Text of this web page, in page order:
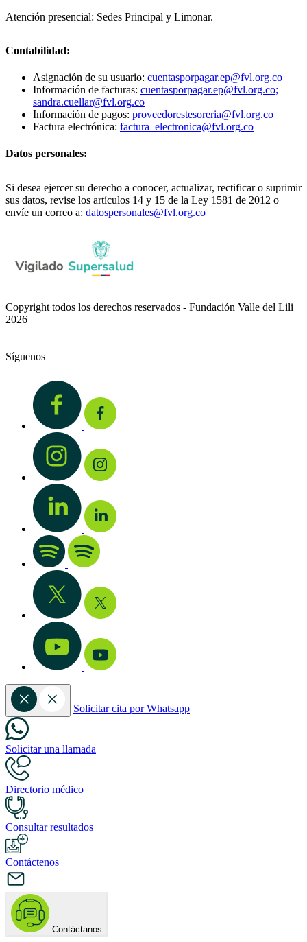
Atención presencial: Sedes Principal y Limonar.
Contabilidad:
Asignación de su usuario: cuentasporpagar.ep@fvl.org.co
Información de facturas: cuentasporpagar.ep@fvl.org.co;
sandra.cuellar@fvl.org.co
Información de pagos: proveedorestesoreria@fvl.org.co
Factura electrónica: factura_electronica@fvl.org.co
Datos personales:
Si desea ejercer su derecho a conocer, actualizar, rectificar o suprimir
sus datos, revise los artículos 14 y 15 de la Ley 1581 de 2012 o
envíe un correo a: datospersonales@fvl.org.co
Copyright todos los derechos reservados - Fundación Valle del Lili
2026
Síguenos
Solicitar cita por Whatsapp
Solicitar una llamada
Directorio médico
Consultar resultados
Contáctenos
Contáctanos